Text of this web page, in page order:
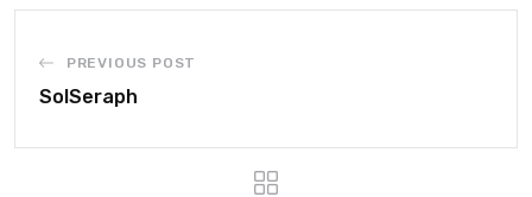
PREVIOUS POST
SolSeraph